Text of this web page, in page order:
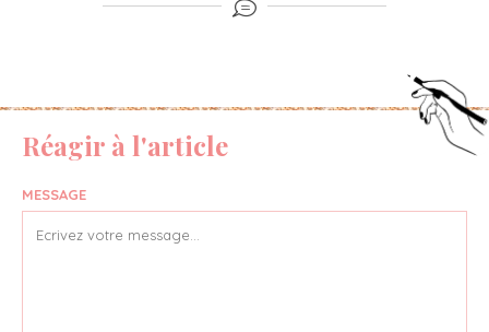
Réagir à l'article
MESSAGE